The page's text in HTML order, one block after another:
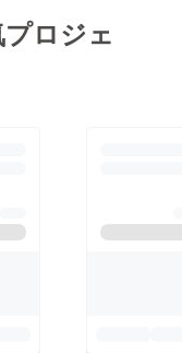
ロジェ